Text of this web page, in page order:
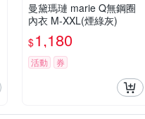
曼黛瑪璉 marie Q無鋼圈
內衣 M-XXL(煙綠灰)
$1,180
活動 券